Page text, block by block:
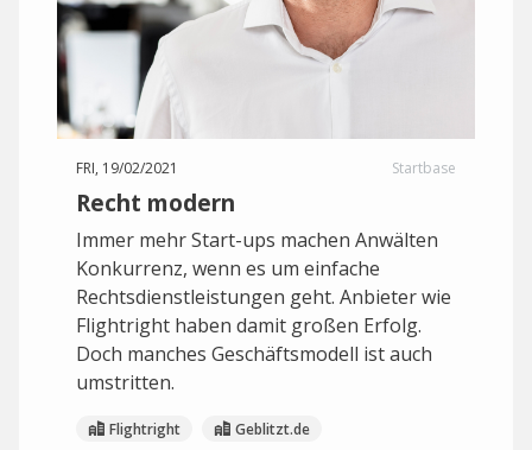
FRI, 19/02/2021 Startbase
Recht modern
Immer mehr Start-ups machen Anwälten
Konkurrenz, wenn es um einfache
Rechtsdienstleistungen geht. Anbieter wie
Flightright haben damit großen Erfolg.
Doch manches Geschäftsmodell ist auch
umstritten.
Flightright Geblitzt.de